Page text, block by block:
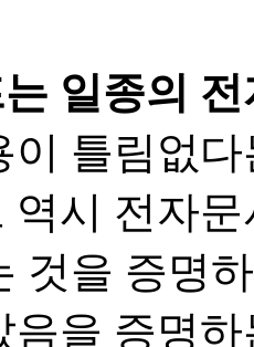
일종의
이 틀림없
역시 전자
것을 증명
음을 증명